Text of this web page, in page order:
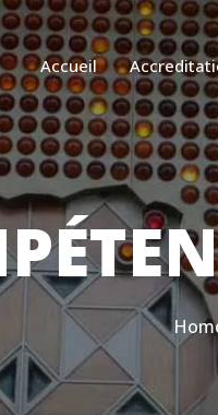
Accueil